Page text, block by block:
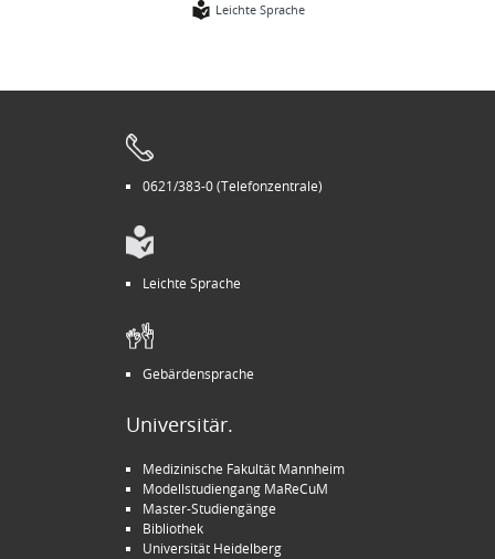
Leichte Sprache
0621/383-0 (Telefonzentrale)
Leichte Sprache
Gebärdensprache
Universitär.
Medizinische Fakultät Mannheim
Modellstudiengang MaReCuM
Master-Studiengänge
Bibliothek
Universität Heidelberg